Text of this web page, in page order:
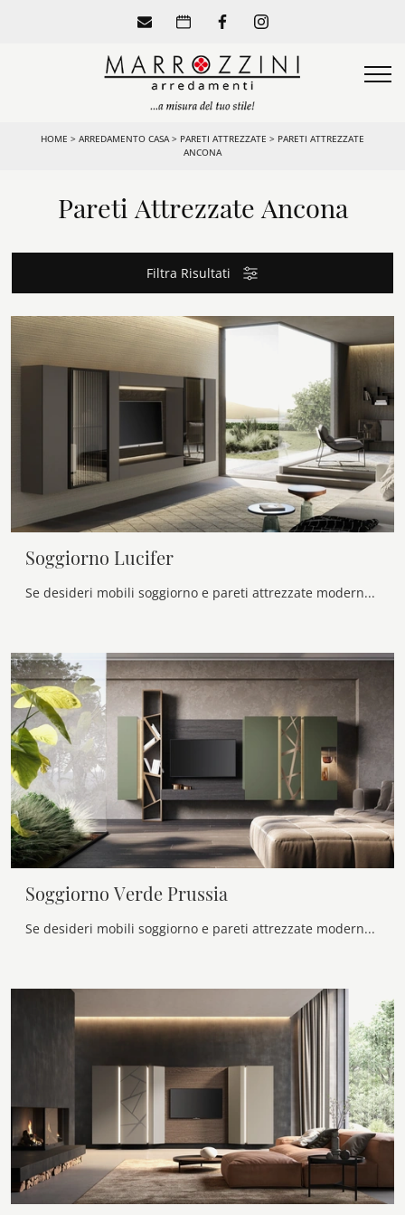
HOME > ARREDAMENTO CASA> PARETI ATTREZZATE > PARETI ATTREZZATE
ANCONA
Pareti Attrezzate Ancona
Filtra Risultati
Soggiorno Lucifer
Se desideri mobili soggiorno e pareti attrezzate moderne, prediligi il modello Soggiorno Lucifer di Voltan: clicca e scopri di più!
Soggiorno Verde Prussia
Se desideri mobili soggiorno e pareti attrezzate moderne, scegli il modello Soggiorno Verde Prussia di Voltan: clicca e scopri di più!